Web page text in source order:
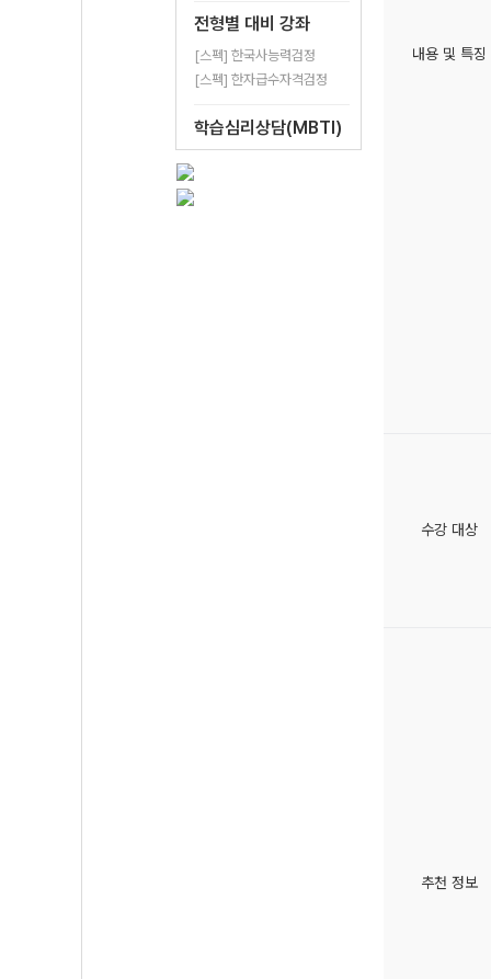
전형별 대비 강좌
[스펙] 한국사능력검정
[스펙] 한자급수자격검정
학습심리상담(MBTI)
내용 및 특징
수강 대상
추천 정보